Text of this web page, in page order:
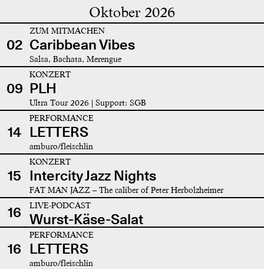
Oktober 2026
02
ZUM MITMACHEN
Caribbean Vibes
Salsa, Bachata, Merengue
09
KONZERT
PLH
Ultra Tour 2026 | Support: SGB
14
PERFORMANCE
LETTERS
amburo/fleischlin
15
KONZERT
Intercity Jazz Nights
FAT MAN JAZZ – The caliber of Peter Herbolzheimer
16 LIVE-PODCAST
Wurst-Käse-Salat
16
PERFORMANCE
LETTERS
amburo/fleischlin